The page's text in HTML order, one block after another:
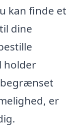
kan finde et
dine
holder
er